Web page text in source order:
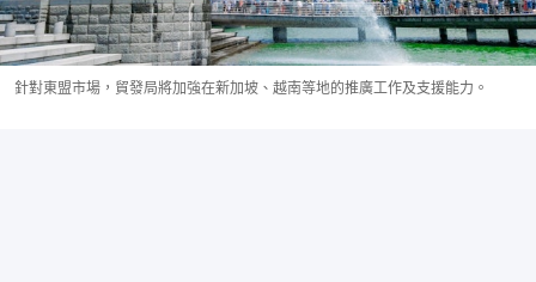
針對東盟市場，貿發局將加強在新加坡、越南等地的推廣工作及支援能力。